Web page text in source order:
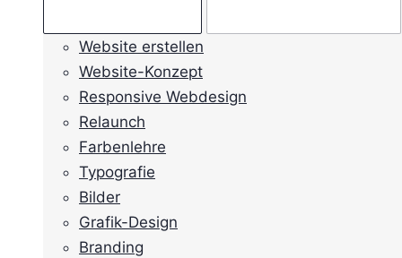
Website erstellen
Website-Konzept
Responsive Webdesign
Relaunch
Farbenlehre
Typografie
Bilder
Grafik-Design
Branding